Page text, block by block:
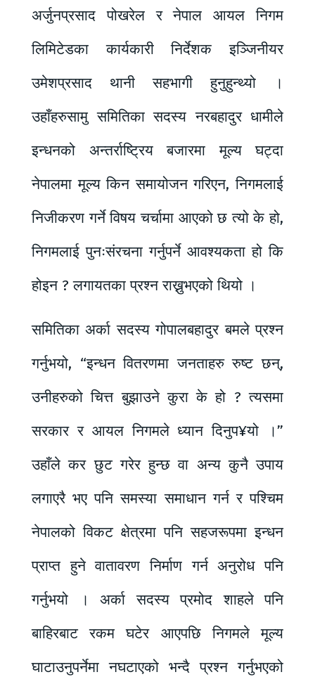
अर्जुनप्रसाद पोखरेल र नेपाल आयल निगम
लिमिटेडका कार्यकारी निर्देशक इञ्जिनीयर
उमेशप्रसाद थानी सहभागी हुनुहुन्थ्यो ।
उहाँहरुसामु समितिका सदस्य नरबहादुर धामीले
इन्धनको अन्तर्राष्ट्रिय बजारमा मूल्य घट्दा
नेपालमा मूल्य किन समायोजन गरिएन, निगमलाई
निजीकरण गर्ने विषय चर्चामा आएको छ त्यो के हो,
निगमलाई पुनःसंरचना गर्नुपर्ने आवश्यकता हो कि
होइन ? लगायतका प्रश्न राख्नुभएको थियो ।
समितिका अर्का सदस्य गोपालबहादुर बमले प्रश्न
गर्नुभयो, “इन्धन वितरणमा जनताहरु रुष्ट छन्,
उनीहरुको चित्त बुझाउने कुरा के हो ? त्यसमा
सरकार र आयल निगमले ध्यान दिनुप¥यो ।”
उहाँले कर छुट गरेर हुन्छ वा अन्य कुनै उपाय
लगाएरै भए पनि समस्या समाधान गर्न र पश्चिम
नेपालको विकट क्षेत्रमा पनि सहजरूपमा इन्धन
प्राप्त हुने वातावरण निर्माण गर्न अनुरोध पनि
गर्नुभयो । अर्का सदस्य प्रमोद शाहले पनि
बाहिरबाट रकम घटेर आएपछि निगमले मूल्य
घाटाउनुपर्नेमा नघटाएको भन्दै प्रश्न गर्नुभएको